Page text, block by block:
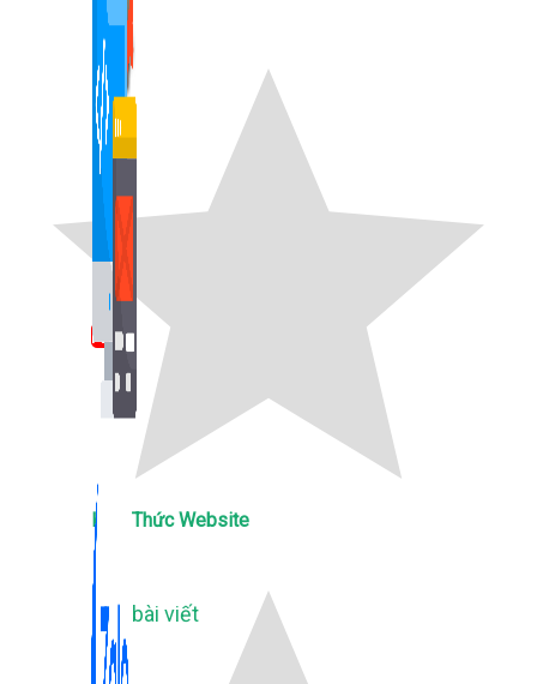
Bán Hàng Online
2,632 bài viết
New
Kiến Thức Website
309 bài viết